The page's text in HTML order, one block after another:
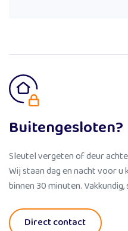
Buitengesloten?
Sleutel vergeten of deur
Wij staan dag en nacht voor
binnen 30 minuten.
Direct contact